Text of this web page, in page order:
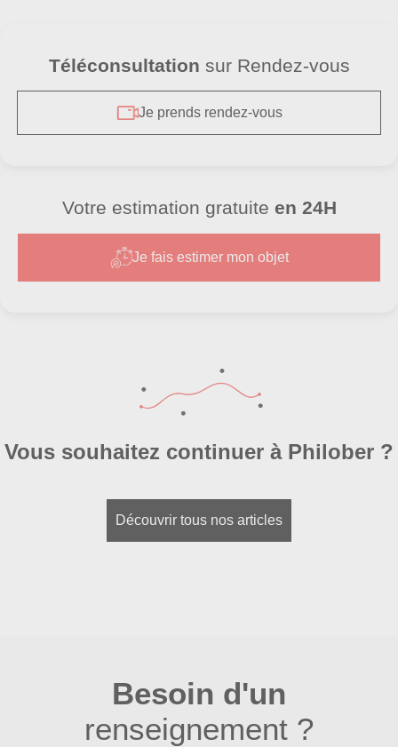
Téléconsultation sur Rendez-vous
Je prends rendez-vous
Votre estimation gratuite en 24H
Je fais estimer mon objet
Vous souhaitez continuer à Philober ?
Découvrir tous nos articles
Besoin d'un
renseignement ?